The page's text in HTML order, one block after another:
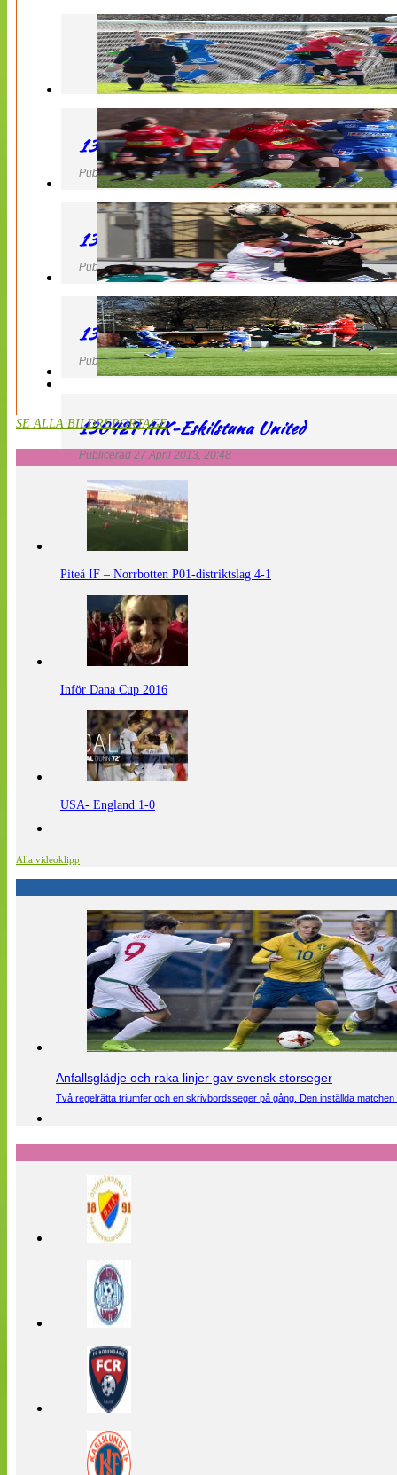
130427 LB 07 – QBIK
Publicerad 27 April 2013, 22:40
130427 IF Limhamn Bunkeflo – QBIK
Publicerad 27 April 2013, 21:10
130427 LdB FC Malmö – Mallbackens IF
Publicerad 27 April 2013, 20:54
130427 AIK-Eskilstuna United
Publicerad 27 April 2013, 20:48
SE ALLA BILDREPORTAGE
Piteå IF – Norrbotten P01-distriktslag 4-1
Inför Dana Cup 2016
USA- England 1-0
Alla videoklipp
Anfallsglädje och raka linjer gav svensk storseger
Två regelrätta triumfer och en skrivbordsseger på gång. Den inställda